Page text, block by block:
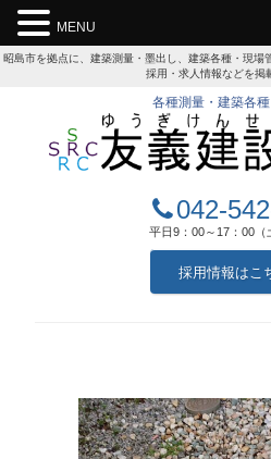
昭島市を拠点に、建築測量・墨出し、建築各種・現場
採用・求人情報などを掲
各種測量・建築各
042-
平日9：00～17：00（
採用情報はこ
MENU